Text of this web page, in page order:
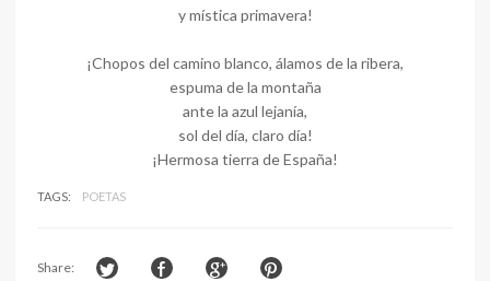
y mística primavera!
¡Chopos del camino blanco, álamos de la ribera,
espuma de la montaña
ante la azul lejanía,
sol del día, claro día!
¡Hermosa tierra de España!
TAGS: POETAS
Share: